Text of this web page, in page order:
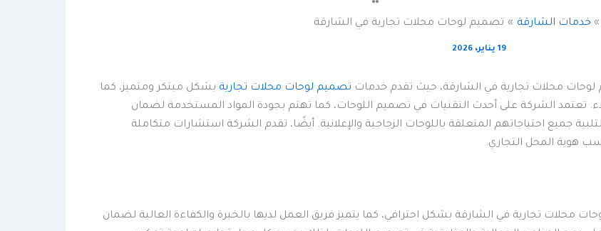
خدمات الشارقة تصميم لوحات محلات تجارية في الشارقة
19 يناير، 2026
محلات تجارية في الشارقة، حيث تقدم خدمات تصميم لوحات محلات تجارية بشكل مبتكر ومتميز، كما
تعتمد الشركة على أحدث التقنيات في تصميم اللوحات، كما تهتم بجودة المواد المستخدمة لضمان
جميع احتياجاتهم المتعلقة باللوحات الزجاجية والإعلانية. أيضًا، تقدم الشركة استشارات متكاملة
هوية المحل التجاري.
محلات تجارية في الشارقة بشكل احترافي، كما يتميز فريق العمل لديها بالخبرة والكفاءة العالية لضمان